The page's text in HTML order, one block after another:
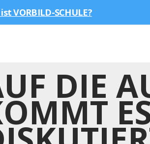
VORBILD-SCHULE?
DIE